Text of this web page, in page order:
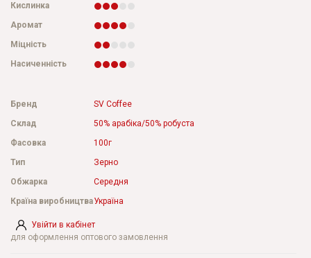
Кислинка
Аромат
Міцність
Насиченність
Увійти в кабінет
для оформлення оптового замовлення
Бренд
SV Coffee
Склад
50% арабіка/50% робуста
Фасовка
100г
Тип
Зерно
Обжарка
Середня
Країна виробництваУкраїна